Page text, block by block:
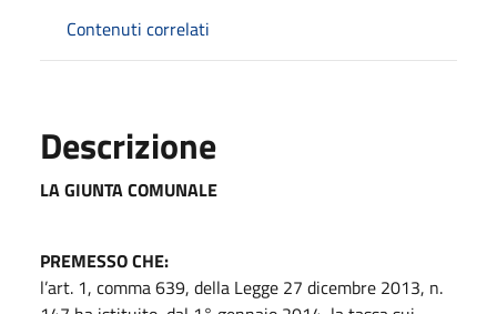
Contenuti correlati
Descrizione
LA GIUNTA COMUNALE
PREMESSO CHE:
l’art. 1, comma 639, della Legge 27 dicembre 2013, n.